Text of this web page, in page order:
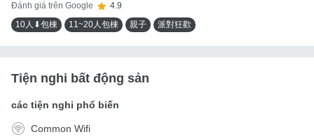
Đánh giá trên Google
4.9
10人⬇包棟
11~20人包棟 親子 派對狂歡
Tiện nghi bất động sản
các tiện nghi phổ biến
Common Wifi